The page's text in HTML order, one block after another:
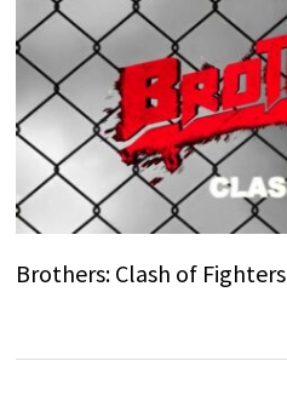
Brothers: Clash of Fighters